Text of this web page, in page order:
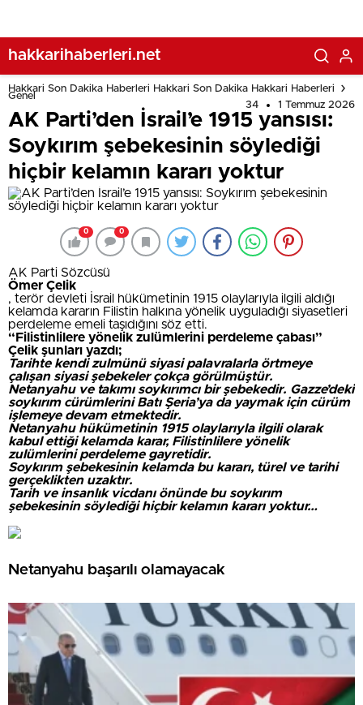
hakkarihaberleri.net
Hakkari Son Dakika Haberleri Hakkari Son Dakika Hakkari Haberleri
Genel
34
1 Temmuz 2026
AK Parti’den İsrail’e 1915 yansısı:
Soykırım şebekesinin söylediği
hiçbir kelamın kararı yoktur
0 0
AK Parti Sözcüsü
Ömer Çelik
, terör devleti İsrail hükümetinin 1915 olaylarıyla ilgili aldığı
kelamda kararın Filistin halkına yönelik uyguladığı siyasetleri
perdeleme emeli taşıdığını söz etti.
“Filistinlilere yönelik zulümlerini perdeleme çabası”
Çelik şunları yazdı;
Tarihte kendi zulmünü siyasi palavralarla örtmeye
çalışan siyasi şebekeler çokça görülmüştür.
Netanyahu ve takımı soykırımcı bir şebekedir. Gazze’deki
soykırım cürümlerini Batı Şeria’ya da yaymak için cürüm
işlemeye devam etmektedir.
Netanyahu hükümetinin 1915 olaylarıyla ilgili olarak
kabul ettiği kelamda karar, Filistinlilere yönelik
zulümlerini perdeleme gayretidir.
Soykırım şebekesinin kelamda bu kararı, türel ve tarihi
gerçeklikten uzaktır.
Tarih ve insanlık vicdanı önünde bu soykırım
şebekesinin söylediği hiçbir kelamın kararı yoktur…
Netanyahu başarılı olamayacak